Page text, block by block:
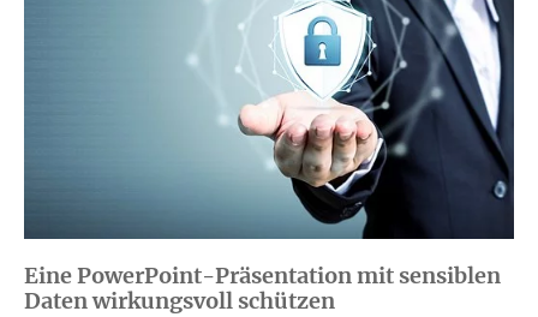
Eine PowerPoint-Präsentation mit sensiblen
Daten wirkungsvoll schützen